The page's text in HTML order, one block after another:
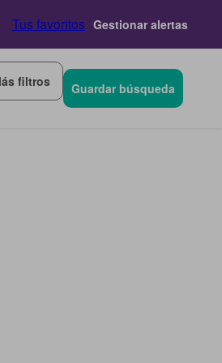
Tus favoritos Gestionar alertas
filtros Guardar búsqueda